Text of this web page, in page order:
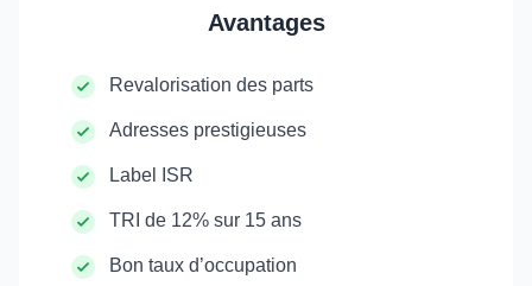
Avantages
Revalorisation des parts
Adresses prestigieuses
Label ISR
TRI de 12% sur 15 ans
Bon taux d’occupation